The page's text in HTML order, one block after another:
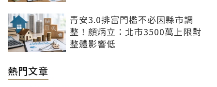
青安3.0排富門檻不必因縣市調
整！顏炳立：北市3500萬上限對
整體影響低
熱門文章